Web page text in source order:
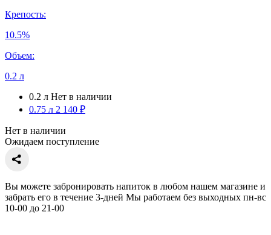
Крепость:
10.5%
Объем:
0.2 л
0.2 л Нет в наличии
0.75 л 2 140 ₽
Нет в наличии
Ожидаем поступление
Вы можете забронировать напиток в любом нашем магазине и
забрать его в течение 3-дней Мы работаем без выходных пн-вс
10-00 до 21-00